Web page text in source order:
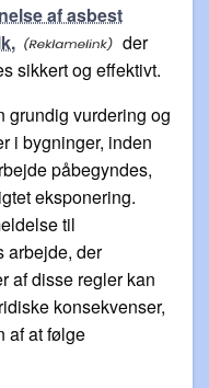
af asbest
der
sikkert og effektivt.
grundig vurdering og
i bygninger, inden
påbegyndes,
eksponering.
til
arbejde, der
af disse regler kan
konsekvenser,
af at følge